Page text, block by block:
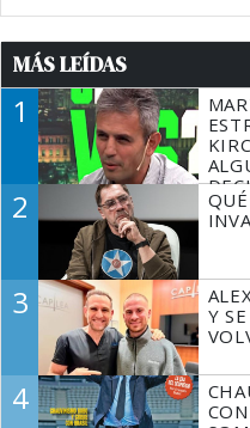
MÁS LEÍDAS
1
2
3
Y
4